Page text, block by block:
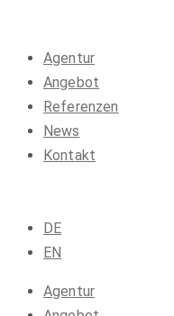
Agentur
Angebot
Referenzen
News
Kontakt
DE
EN
Agentur